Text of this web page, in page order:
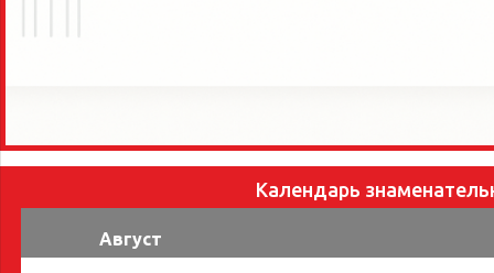
Календарь
Август